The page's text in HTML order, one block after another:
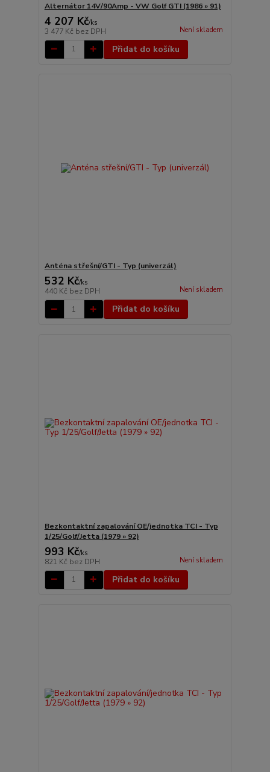
Alternátor 14V/90Amp - VW Golf GTI (1986 » 91)
4 207 Kč/ks
3 477 Kč bez DPH Není skladem
Přidat do košíku
Anténa střešní/GTI - Typ (univerzál)
532 Kč/ks
440 Kč bez DPH Není skladem
Přidat do košíku
Bezkontaktní zapalování OE/jednotka TCI - Typ
1/25/Golf/Jetta (1979 » 92)
993 Kč/ks
821 Kč bez DPH Není skladem
Přidat do košíku